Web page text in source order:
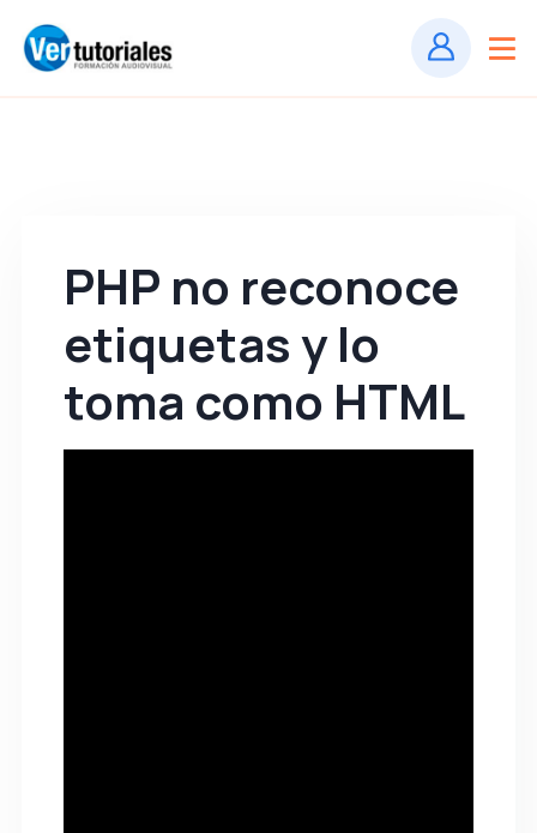
PHP no reconoce
etiquetasy lo
toma como HTML